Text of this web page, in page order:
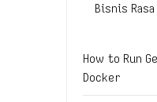
Bisnis
How to Run
Docker